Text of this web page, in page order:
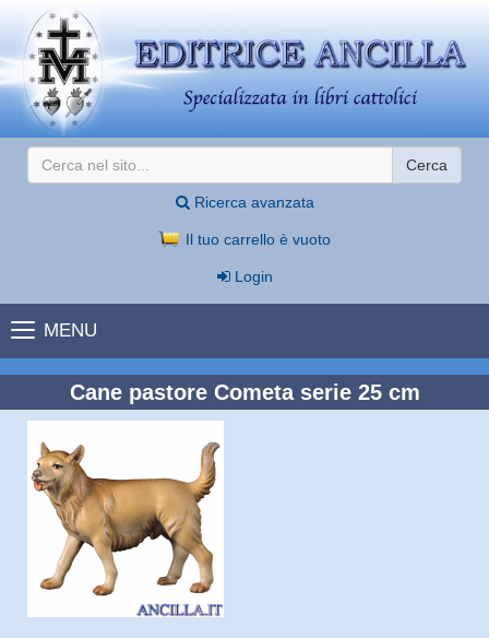
Cerca
Ricerca avanzata
Il tuo carrello è vuoto
Login
MENU
Cane pastore Cometa serie 25 cm